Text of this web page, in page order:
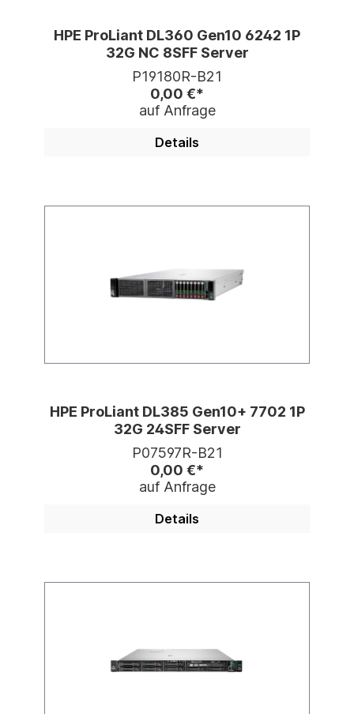
HPE ProLiant DL360 Gen10 6242 1P
32G NC 8SFF Server
P19180R-B21
0,00 €*
auf Anfrage
Details
HPE ProLiant DL385 Gen10+ 7702 1P
32G 24SFF Server
P07597R-B21
0,00 €*
auf Anfrage
Details